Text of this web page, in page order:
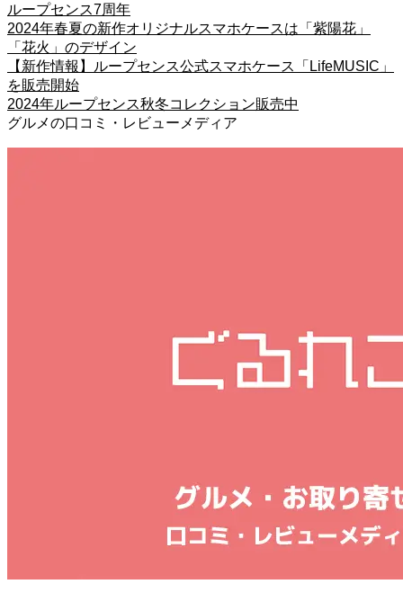
ループセンス7周年
2024年春夏の新作オリジナルスマホケースは「紫陽花」
「花火」のデザイン
【新作情報】ループセンス公式スマホケース「LifeMUSIC」
を販売開始
2024年ループセンス秋冬コレクション販売中
グルメの口コミ・レビューメディア